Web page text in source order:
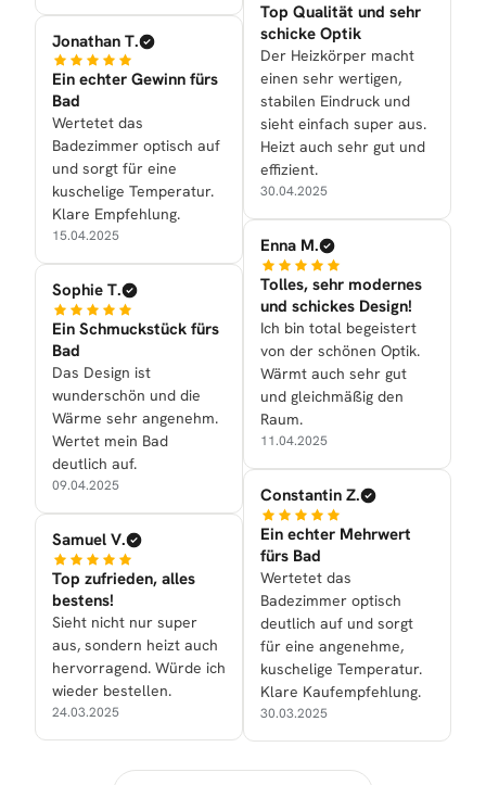
Jonathan T.
Ein echter Gewinn fürs
Bad
Wertetet das
Badezimmer optisch auf
und sorgt für eine
kuschelige Temperatur.
Klare Empfehlung.
15.04.2025
Sophie T.
Ein Schmuckstück fürs
Bad
Das Design ist
wunderschön und die
Wärme sehr angenehm.
Wertet mein Bad
deutlich auf.
09.04.2025
Samuel V.
Top zufrieden, alles
bestens!
Sieht nicht nur super
aus, sondern heizt auch
hervorragend. Würde ich
wieder bestellen.
24.03.2025
Top Qualität und sehr
schicke Optik
Der Heizkörper macht
einen sehr wertigen,
stabilen Eindruck und
sieht einfach super aus.
Heizt auch sehr gut und
effizient.
30.04.2025
Enna M.
Tolles, sehr modernes
und schickes Design!
Ich bin total begeistert
von der schönen Optik.
Wärmt auch sehr gut
und gleichmäßig den
Raum.
11.04.2025
Constantin Z.
Ein echter Mehrwert
fürs Bad
Wertetet das
Badezimmer optisch
deutlich auf und sorgt
für eine angenehme,
kuschelige Temperatur.
Klare Kaufempfehlung.
30.03.2025